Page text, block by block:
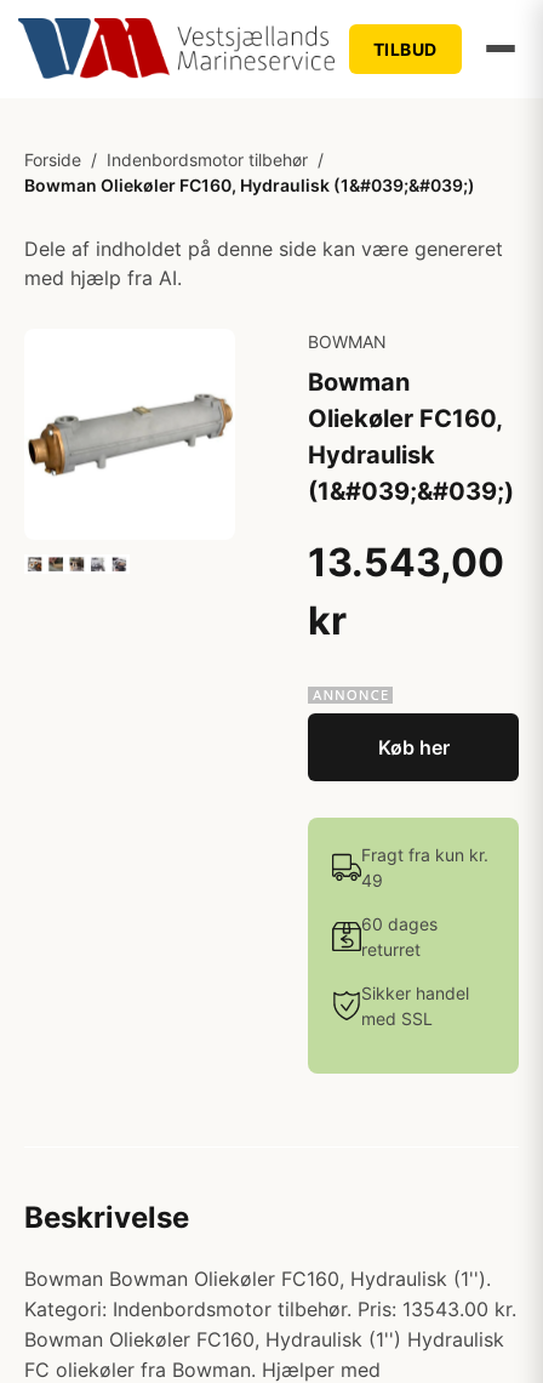
TILBUD
Forside / Indenbordsmotor tilbehør /
Bowman Oliekøler FC160, Hydraulisk (1&#039;&#039;)
Dele af indholdet på denne side kan være genereret
med hjælp fra AI.
BOWMAN
Bowman
Oliekøler FC160,
Hydraulisk
(1&#039;&#039;)
13.543,00
kr
Køb her
Fragt fra kun kr.
49
60 dages
returret
Sikker handel
med SSL
Beskrivelse
Bowman Bowman Oliekøler FC160, Hydraulisk (1'').
Kategori: Indenbordsmotor tilbehør. Pris: 13543.00 kr.
Bowman Oliekøler FC160, Hydraulisk (1'') Hydraulisk
FC oliekøler fra Bowman. Hjælper med